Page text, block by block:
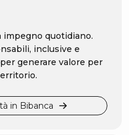
quotidiano.
inclusive e
generare valore per
in Bibanca